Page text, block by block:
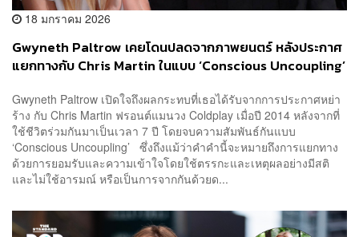
18 มกราคม 2026
Gwyneth Paltrow เคยโดนปลดจากภาพยนตร์ หลังประกาศ
แยกทางกับ Chris Martin ในแบบ ‘Conscious Uncoupling’
Gwyneth Paltrow เปิดใจถึงผลกระทบที่เธอได้รับจากการประกาศหย่า
ร้าง กับ Chris Martin ฟรอนต์แมนวง Coldplay เมื่อปี 2014 หลังจากที่
ใช้ชีวิตร่วมกันมาเป็นเวลา 7 ปี โดยจบความสัมพันธ์กันแบบ
‘Conscious Uncoupling’ ซึ่งถึงแม้ว่าคำคำนี้จะหมายถึงการแยกทาง
ด้วยการยอมรับและความเข้าใจโดยใช้ตรรกะและเหตุผลอย่างมีสติ
และไม่ใช้อารมณ์ หรือเป็นการจากกันด้วยด...